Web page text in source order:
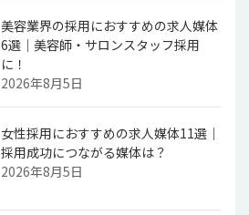
美容業界の採用におすすめの求人媒体
6選｜美容師・サロンスタッフ採用
に！
2026年8月5日
女性採用におすすめの求人媒体11選｜
採用成功につながる媒体は？
2026年8月5日